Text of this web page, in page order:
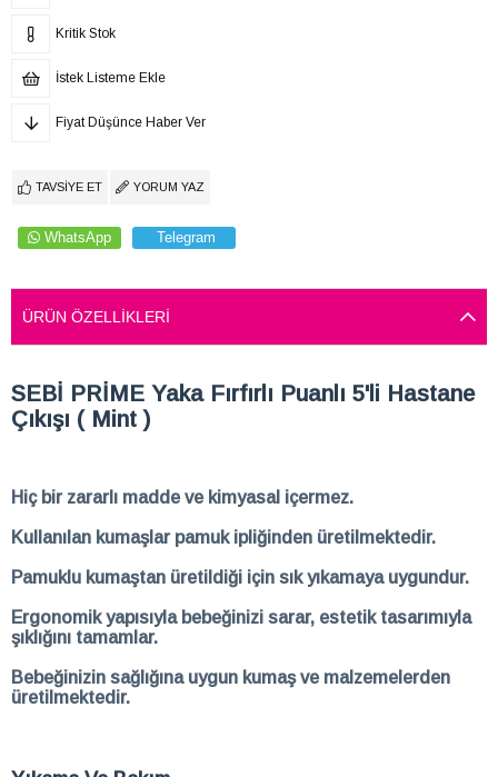
Kritik Stok
İstek Listeme Ekle
Fiyat Düşünce Haber Ver
TAVSIYE ET YORUM YAZ
WhatsApp Telegram
ÜRÜN ÖZELLIKLERI
SEBİ PRİME Yaka Fırfırlı Puanlı 5'li Hastane
Çıkışı ( Mint )
Hiç bir zararlı madde ve kimyasal içermez.
Kullanılan kumaşlar pamuk ipliğinden üretilmektedir.
Pamuklu kumaştan üretildiği için sık yıkamaya uygundur.
Ergonomik yapısıyla bebeğinizi sarar, estetik tasarımıyla
şıklığını tamamlar.
Bebeğinizin sağlığına uygun kumaş ve malzemelerden
üretilmektedir.